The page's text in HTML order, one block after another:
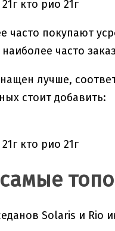
часто покупают
часто
лучше,
стоит добавить:
Solaris и Rio